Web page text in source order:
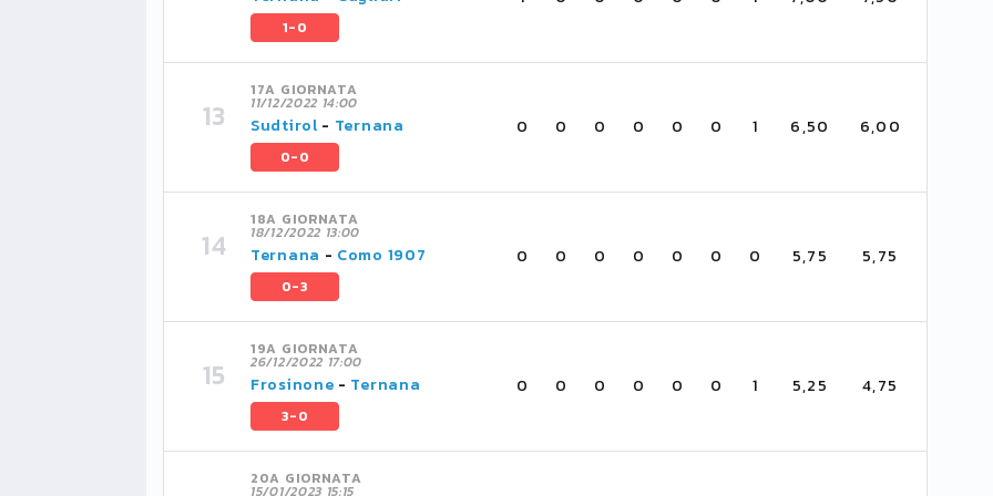
1-0
17A GIORNATA
11/12/2022 14:00
Sudtirol - Ternana
0-0
0 0 0 0 0 0 1 6,50 6,00
18A GIORNATA
18/12/2022 13:00
Ternana - Como 1907
0-3
0 0 0 0 0 0 0 5,75 5,75
19A GIORNATA
26/12/2022 17:00
Frosinone - Ternana
3-0
0 0 0 0 0 0 1 5,25 4,75
20A GIORNATA
15/01/2023 15:15